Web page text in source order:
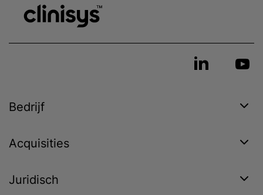
Bedrijf
Acquisities
Juridisch